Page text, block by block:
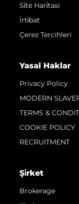
Si̇te Hari̇tasi
İrti̇bat
Çerez Tercihleri
Yasal Haklar
Privacy Policy
MODERN
TERMS &
COOKIE POLICY
RECRUITMENT
Şi̇rket
Brokerage